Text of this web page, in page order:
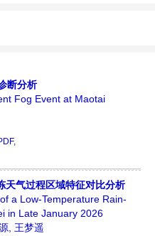
断分析
Fog Event at Maotai
,
天气过程区域特征对比分析
a Low-Temperature Rain-
in Late January 2026
王梦遥